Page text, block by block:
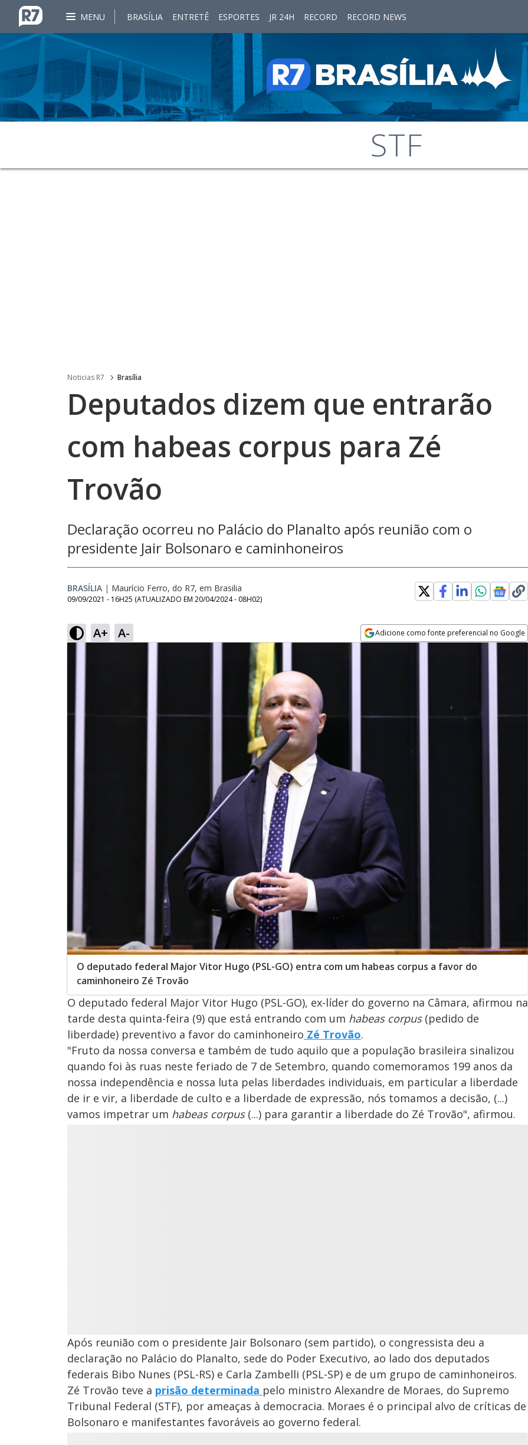
MENU BRASÍLIA ENTRETÊ ESPORTES JR 24H RECORD RECORD NEWS
STF
Noticias R7 Brasília
Deputados dizem que entrarão
com habeas corpus para Zé
Trovão
Declaração ocorreu no Palácio do Planalto após reunião com o
presidente Jair Bolsonaro e caminhoneiros
BRASÍLIA | Maurício Ferro, do R7, em Brasilia
09/09/2021 - 16H25 (ATUALIZADO EM 20/04/2024 - 08H02)
A+ A- Adicione como fonte preferencial no Google
O deputado federal Major Vitor Hugo (PSL-GO) entra com um habeas corpus a favor do
caminhoneiro Zé Trovão
O deputado federal Major Vitor Hugo (PSL-GO), ex-líder do governo na Câmara, afirmou na
tarde desta quinta-feira (9) que está entrando com um habeas corpus(pedido de
liberdade) preventivo a favor do caminhoneiro Zé Trovão.
"Fruto da nossa conversa e também de tudo aquilo que a população brasileira sinalizou
quando foi às ruas neste feriado de 7 de Setembro, quando comemoramos 199 anos da
nossa independência e nossa luta pelas liberdades individuais, em particular a liberdade
de ir e vir, a liberdade de culto e a liberdade de expressão, nós tomamos a decisão, (...)
vamos impetrar um habeas corpus(...) para garantir a liberdade do Zé Trovão", afirmou.
Após reunião com o presidente Jair Bolsonaro (sem partido), o congressista deu a
declaração no Palácio do Planalto, sede do Poder Executivo, ao lado dos deputados
federais Bibo Nunes (PSL-RS) e Carla Zambelli (PSL-SP) e de um grupo de caminhoneiros.
Zé Trovão teve a prisão determinada pelo ministro Alexandre de Moraes, do Supremo
Tribunal Federal (STF), por ameaças à democracia. Moraes é o principal alvo de críticas de
Bolsonaro e manifestantes favoráveis ao governo federal.